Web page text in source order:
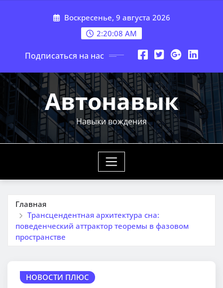
Воскресенье, 9 августа 2026
2:20:09 AM
Подписаться на нас
Автонавык
Навыки вождения
Главная
Трансцендентная архитектура сна:
поведенческий аттрактор теоремы в фазовом
пространстве
НОВОСТИ ПЛЮС